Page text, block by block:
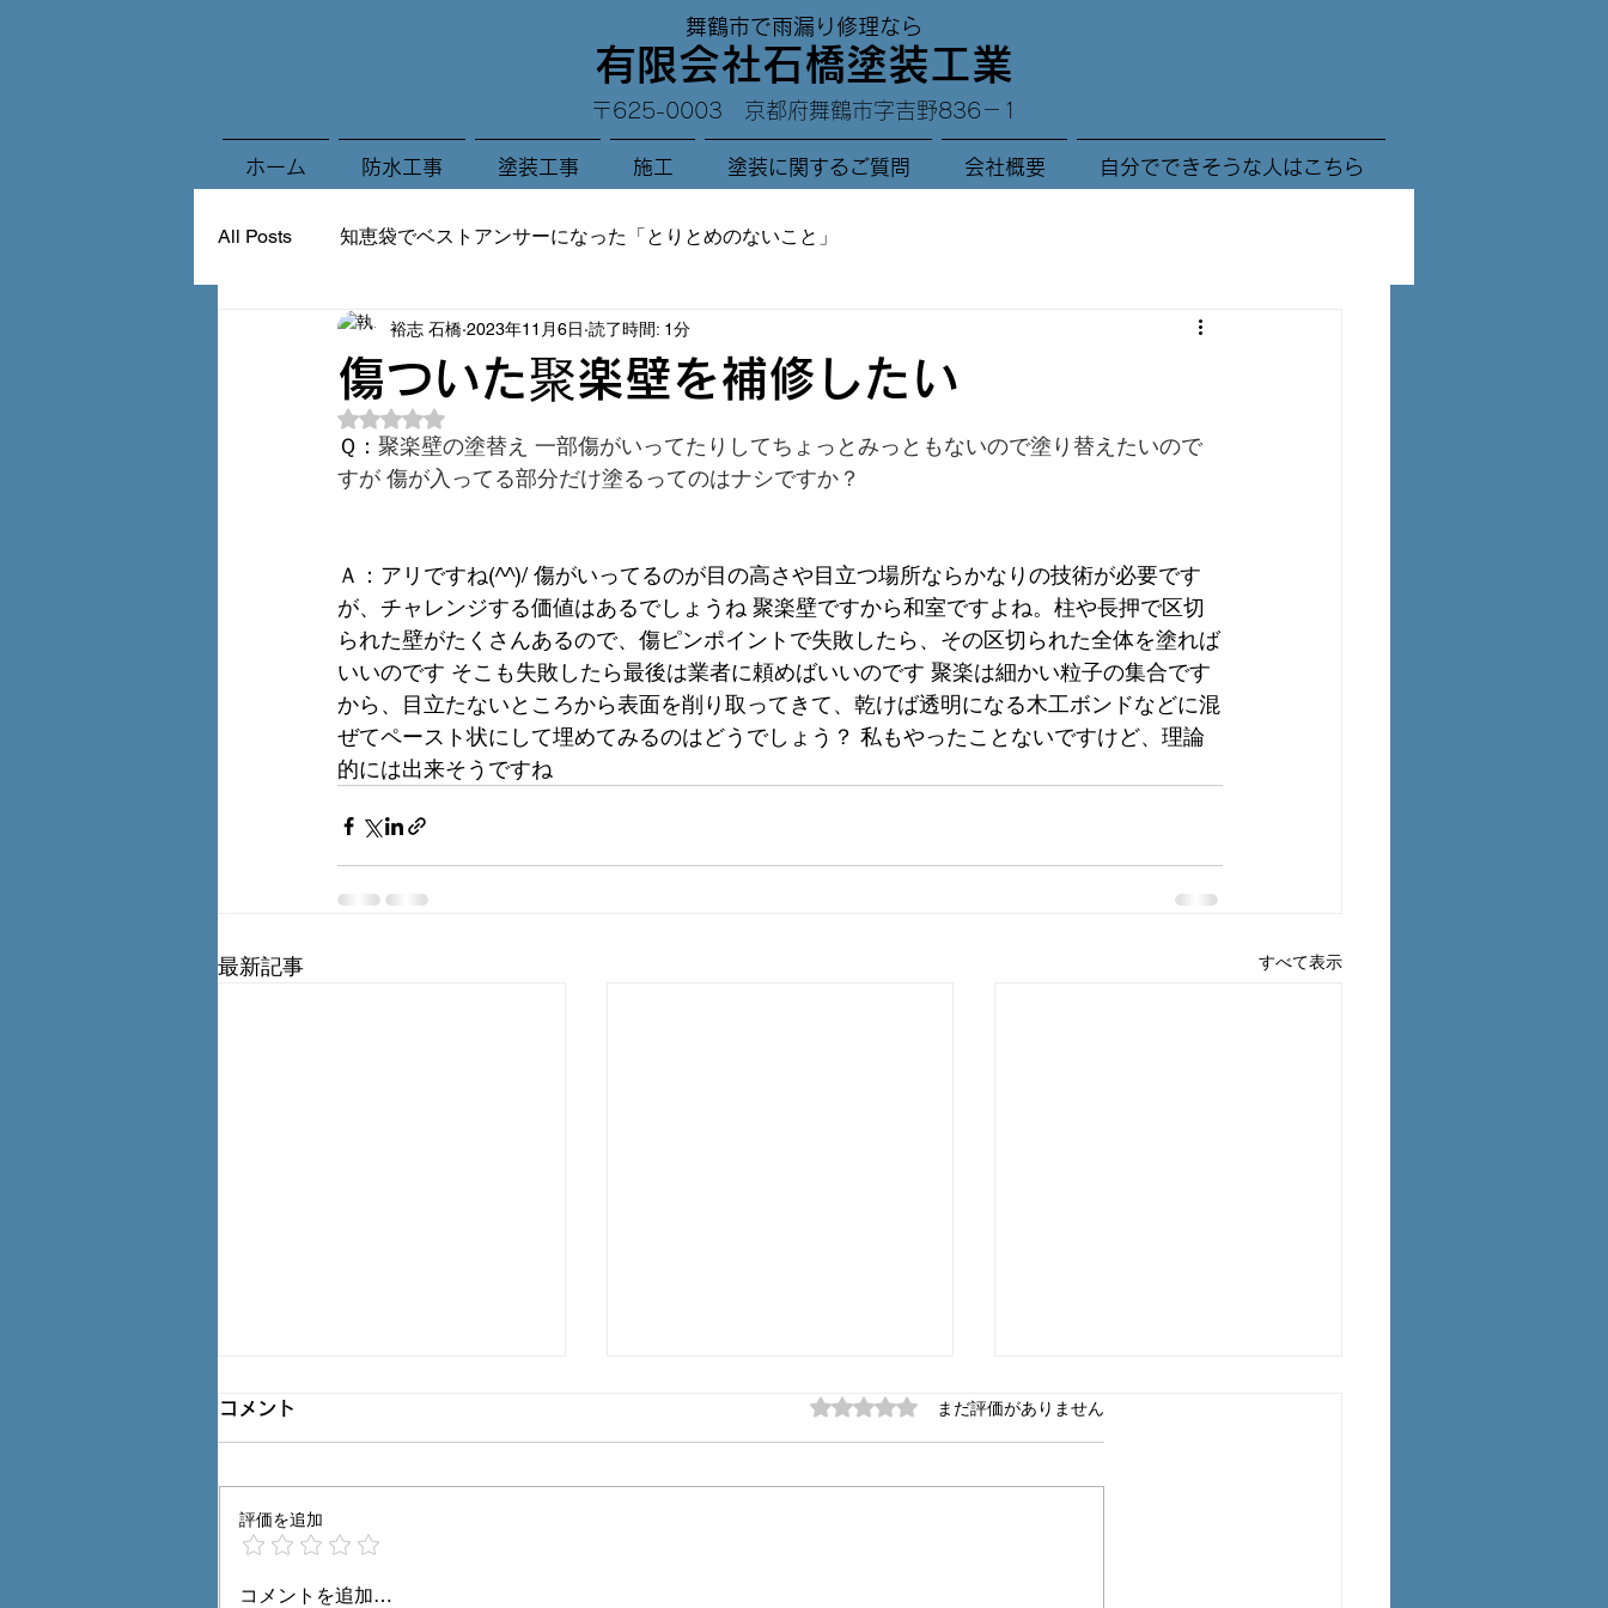
舞鶴市で雨漏り修理なら
有限会社石橋塗装工業
〒625-0003 京都府舞鶴市字吉野836－1
ホーム 防水工事 塗装工事 施工 塗装に関するご質問 会社概要 自分でできそうな人はこちら
All Posts 知恵袋でベストアンサーになった「とりとめのないこと」
傷ついた聚楽壁を補修したい
裕志 石橋 2023年11月6日 読了時間: 1分
5つ星のうちNaNと評価されています。
Ｑ： 聚楽壁の塗替え 一部傷がいってたりしてちょっとみっともないので塗り替えたいので
すが 傷が入ってる部分だけ塗るってのはナシですか？
Ａ：アリですね(^^)/ 傷がいってるのが目の高さや目立つ場所ならかなりの技術が必要です
が、チャレンジする価値はあるでしょうね 聚楽壁ですから和室ですよね。柱や長押で区切
られた壁がたくさんあるので、傷ピンポイントで失敗したら、その区切られた全体を塗れば
いいのです そこも失敗したら最後は業者に頼めばいいのです 聚楽は細かい粒子の集合です
から、目立たないところから表面を削り取ってきて、乾けば透明になる木工ボンドなどに混
ぜてペースト状にして埋めてみるのはどうでしょう？ 私もやったことないですけど、理論
的には出来そうですね
最新記事 すべて表示
塗替工事で車の塗装が(>_<)
近、 塗装工事 をしているのです
けど 車に乗る直接に、まだらに
白い汚れ？が着いていて洗車しに
船底のフジツボ対策について
てですけど、船底に例えば銅箔を
塗替工事中の臭い対策につい
て
コメント 5つ星のうち0と評価されています。
まだ評価がありません
評価を追加
コメントを追加…